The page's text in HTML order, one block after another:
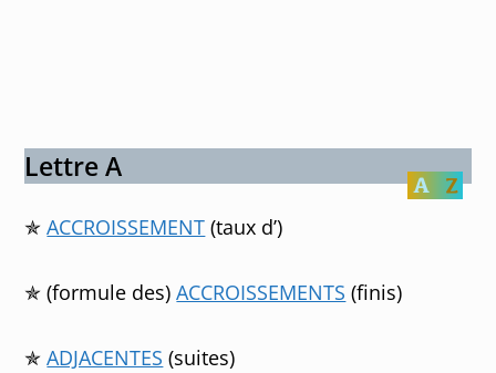
Lettre A
✯ACCROISSEMENT (taux d’)
✯ (formule des)ACCROISSEMENTS (finis)
✯ADJACENTES (suites)